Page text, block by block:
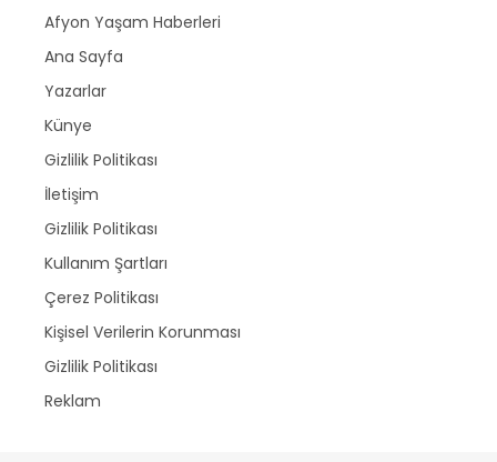
Afyon Yaşam Haberleri
Ana Sayfa
Yazarlar
Künye
Gizlilik Politikası
İletişim
Gizlilik Politikası
Kullanım Şartları
Çerez Politikası
Kişisel Verilerin Korunması
Gizlilik Politikası
Reklam